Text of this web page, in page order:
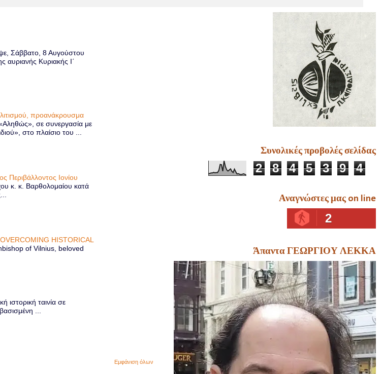
Σάββατο, 8 Αυγούστου
αυριανής Κυριακής Ι΄
προανάκρουσμα
σε συνεργασία με
στο πλαίσιο του ...
Περιβάλλοντος Ιονίου
κ. κ. Βαρθολομαίου κατά
HISTORICAL
of Vilnius, beloved
ιστορική ταινία σε
...
Εμφάνιση όλων
Συνολικές προβολές σελίδας
2 8 4 5 3 9 4
Αναγνώστες μας on line
2
Άπαντα ΓΕΩΡΓΙΟΥ ΛΕΚΚΑ